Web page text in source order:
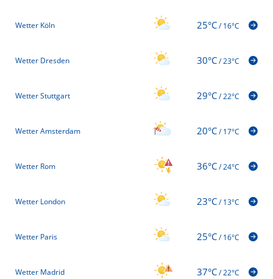
Wetter Köln 25°C/16°C
Wetter Dresden 30°C/23°C
Wetter Stuttgart 29°C/22°C
Wetter Amsterdam 20°C/17°C
Wetter Rom 36°C/24°C
Wetter London 23°C/13°C
Wetter Paris 25°C/16°C
Wetter Madrid 37°C/22°C